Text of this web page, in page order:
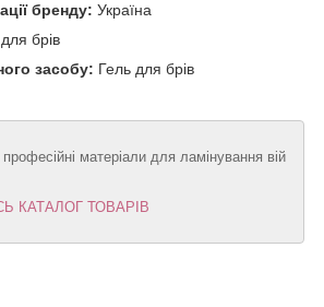
бренду: Україна
для брів
засобу: Гель для брів
професійні матеріали для ламінування вій
КАТАЛОГ ТОВАРІВ